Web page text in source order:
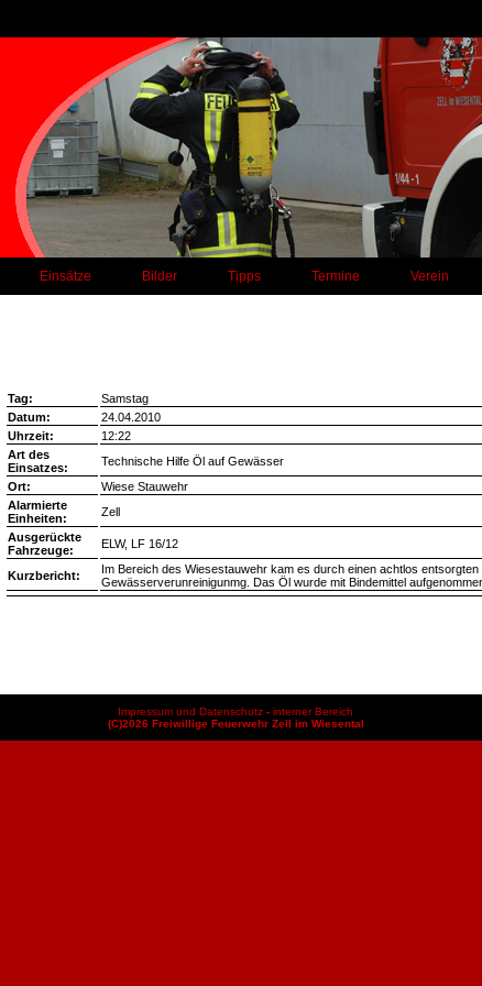
Einsätze Bilder Tipps Termine Verein
Tag:
Samstag
Datum:
24.04.2010
Uhrzeit:
12:22
Art des
Einsatzes:
Technische Hilfe Öl auf Gewässer
Ort:
Wiese Stauwehr
Alarmierte
Einheiten:
Zell
Ausgerückte
Fahrzeuge:
ELW, LF 16/12
Kurzbericht:
Im Bereich des Wiesestauwehr kam es durch einen achtlos
Gewässerverunreinigunmg. Das Öl wurde mit Bindemittel
Impressum und Datenschutz - interner Bereich
(C)2026 Freiwillige Feuerwehr Zell im Wiesental